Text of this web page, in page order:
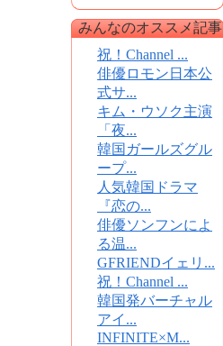
みんなのオススメ記事
祝！Channel ...
俳優ロモン日本公
式サ...
キム・ウソク主演
「夜...
韓国ガールズグル
ープ...
人気韓国ドラマ
『恋の...
俳優ソンフンによ
る温...
GFRIENDイェリ...
祝！Channel ...
韓国発バーチャル
アイ...
INFINITE×M...